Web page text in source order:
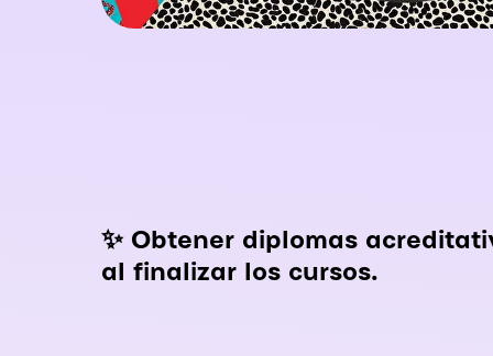
✨ Obtener diplomas
al finalizar los cursos.